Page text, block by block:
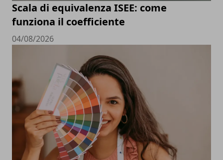
Scala di equivalenza ISEE: come
funziona il coefficiente
04/08/2026